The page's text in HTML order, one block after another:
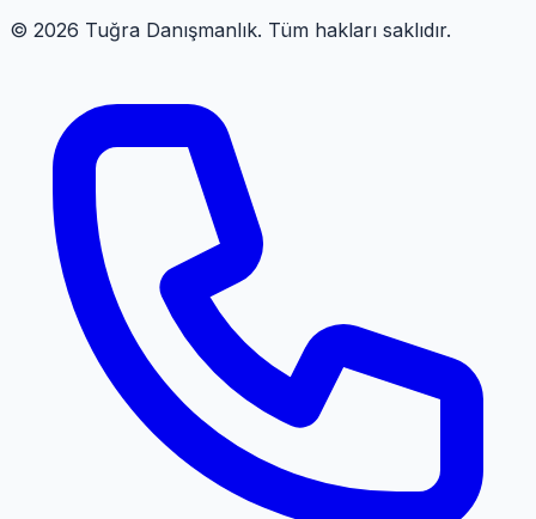
© 2026 Tuğra Danışmanlık. Tüm hakları saklıdır.